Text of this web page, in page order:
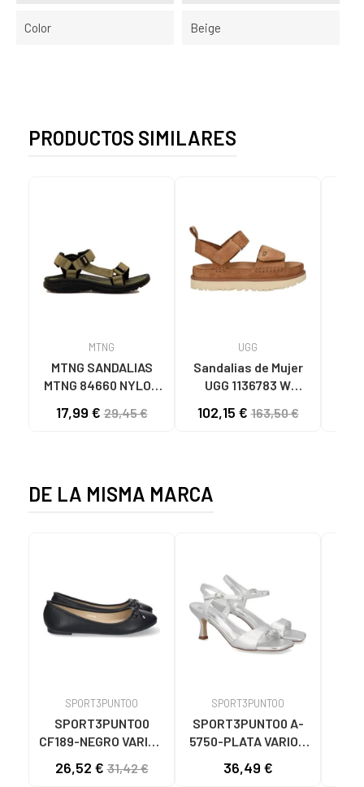
Color Beige
PRODUCTOS SIMILARES
MTNG
MTNG SANDALIAS
MTNG 84660 NYLON
C59785 - - NYLON
17,99 €29,45 €
UGG
Sandalias de Mujer
UGG 1136783 W
CHESTNUT
102,15 €163,50 €
DE LA MISMA MARCA
SPORT3PUNTO0
SPORT3PUNTO0
CF189-NEGRO VARIOS
26,52 €31,42 €
SPORT3PUNTO0
SPORT3PUNTO0 A-
5750-PLATA VARIOS
36,49 €